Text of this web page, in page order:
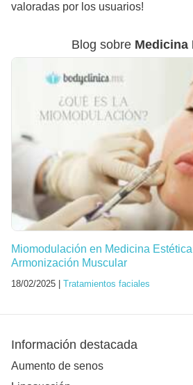
valoradas por los usuarios!
Blog sobre Medicina
Miomodulación en Medicina
Armonización Muscular
18/02/2025 | Tratamientos faciales
Información destacada
Aumento de senos